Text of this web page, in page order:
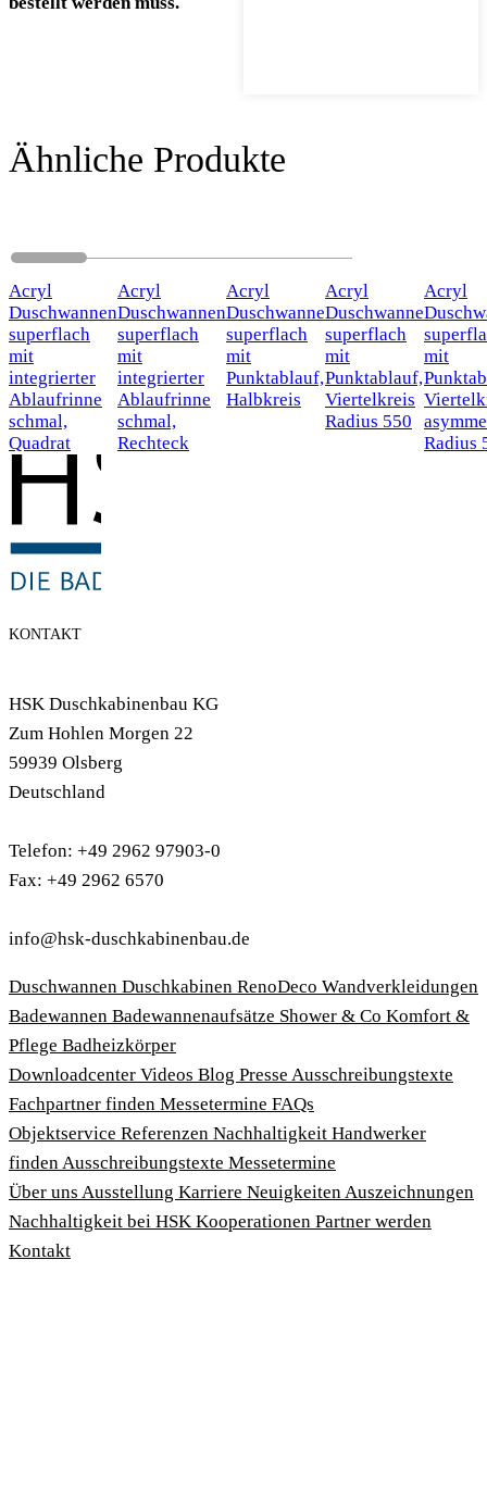
Ähnliche Produkte
Acryl
Duschwannen
superflach
mit
integrierter
Ablaufrinne
schmal,
Quadrat
Acryl
Duschwannen
superflach
mit
integrierter
Ablaufrinne
schmal,
Rechteck
Acryl
Duschwanne
superflach
mit
Punktablauf,
Halbkreis
Acryl
Duschwanne
superflach
mit
Punktablauf,
Viertelkreis
Radius 550
Acryl
mit
Radius
KONTAKT
HSK Duschkabinenbau KG
Zum Hohlen Morgen 22
59939 Olsberg
Deutschland
Telefon: +49 2962 97903-0
Fax: +49 2962 6570
info@hsk-duschkabinenbau.de
Duschwannen Duschkabinen RenoDeco Wandverkleidungen
Badewannen Badewannenaufsätze Shower & Co Komfort &
Pflege Badheizkörper
Download­center Videos Blog Presse Ausschreibungstexte
Fachpartner finden Messetermine FAQs
Objektservice Referenzen Nachhaltigkeit Handwerker
findenAusschreibungstexte Messetermine
Über uns Ausstellung Karriere NeuigkeitenAuszeichnungen
Nachhaltigkeit bei HSK Kooperationen Partner werden
Kontakt